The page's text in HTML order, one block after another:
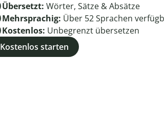
Übersetzt: Wörter, Sätze & Absätze
Mehrsprachig: Über 52Sprachen
Kostenlos: Unbegrenzt übersetzen
Kostenlos starten